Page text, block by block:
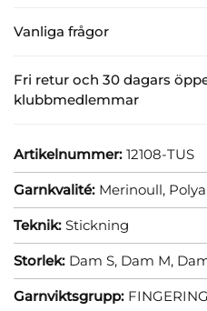
Vanliga frågor
Fri retur och 30 dagars
klubbmedlemmar
Artikelnummer: 12108-TUS
Garnkvalité: Merinoull,
Teknik: Stickning
Storlek: Dam S, Dam M,
Garnviktsgrupp: